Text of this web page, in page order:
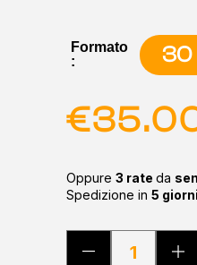
Formato
:
30
€
Oppure 3 rate da
Spedizione in 5 giorni